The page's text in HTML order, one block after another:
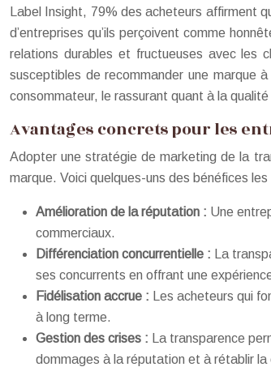
Label Insight, 79% des acheteurs affirment
d’entreprises qu’ils perçoivent comme
relations durables et fructueuses avec les
susceptibles de recommander une marque
consommateur, le rassurant quant à la
Avantages concrets pour les
Adopter une stratégie de marketing de la
marque. Voici quelques-uns des bénéfices
Amélioration de la réputation : Une
commerciaux.
Différenciation concurrentielle :
La
ses concurrents en offrant une
Fidélisation accrue :
Les acheteurs qui
à long terme.
Gestion des crises :
La transparence
dommages à la réputation et à rétablir la